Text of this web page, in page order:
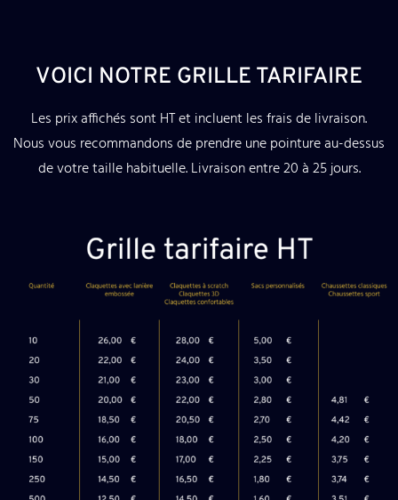
VOICI NOTRE GRILLE TARIFAIRE
Les prix affichés sont HT et incluent les frais de livraison.
Nous vous recommandons de prendre une pointure au-dessus
de votre taille habituelle. Livraison entre 20 à 25 jours.